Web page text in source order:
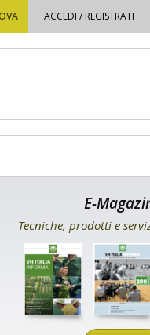
ACCEDI / REGISTRATI
E-
Tecniche, prodotti e